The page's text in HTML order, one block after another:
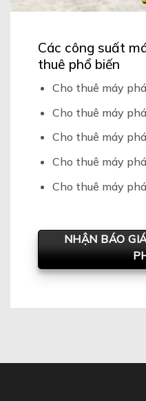
Các công suất
thuê phổ biến
Cho thuê máy
Cho thuê máy
Cho thuê máy
Cho thuê máy
Cho thuê máy
NHẬN BÁO